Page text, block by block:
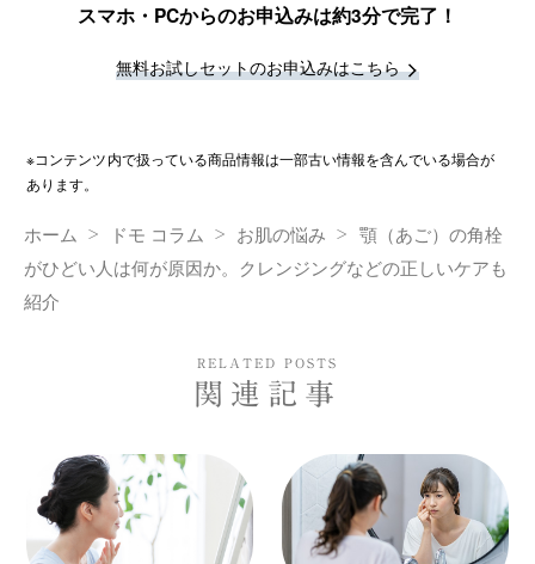
スマホ・PCからのお申込みは約3分で完了！
無料お試しセットのお申込みはこちら
※コンテンツ内で扱っている商品情報は一部古い情報を含んでいる場合が
あります。
ホーム ドモ コラム お肌の悩み
顎（あご）の角栓
がひどい人は何が原因か。クレンジングなどの正しいケアも
紹介
RELATED POSTS
関連記事